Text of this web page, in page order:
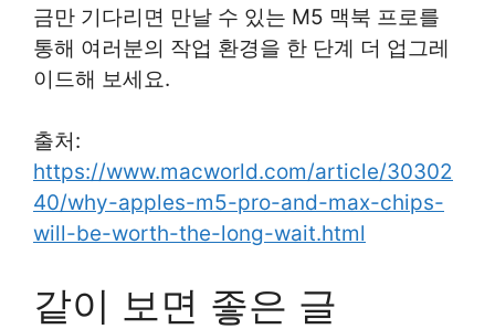
금만 기다리면 만날 수 있는 M5 맥북 프로를
통해 여러분의 작업 환경을 한 단계 더 업그레
이드해 보세요.
출처:
https://www.macworld.com/article/30302
40/why-apples-m5-pro-and-max-chips-
will-be-worth-the-long-wait.html
같이 보면 좋은 글